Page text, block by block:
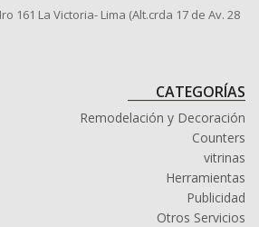
161 La Victoria- Lima (Alt.crda 17 de Av. 28
CATEGORÍAS
Remodelación y Decoración
Counters
vitrinas
Herramientas
Publicidad
Otros Servicios